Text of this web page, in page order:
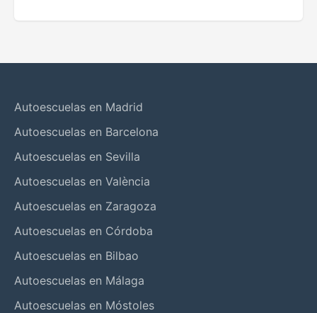
Autoescuelas en Madrid
Autoescuelas en Barcelona
Autoescuelas en Sevilla
Autoescuelas en València
Autoescuelas en Zaragoza
Autoescuelas en Córdoba
Autoescuelas en Bilbao
Autoescuelas en Málaga
Autoescuelas en Móstoles